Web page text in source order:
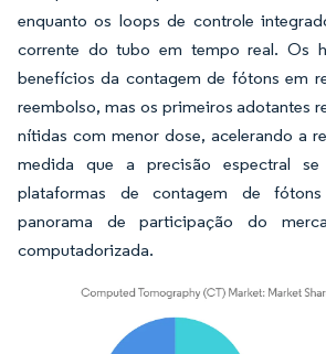
enquanto os loops de controle
corrente do tubo em tempo real. Os
benefícios da contagem de fótons em
reembolso, mas os primeiros adotantes
nítidas com menor dose, acelerando a
medida que a precisão espectral
plataformas de contagem de
panorama de participação do
computadorizada.